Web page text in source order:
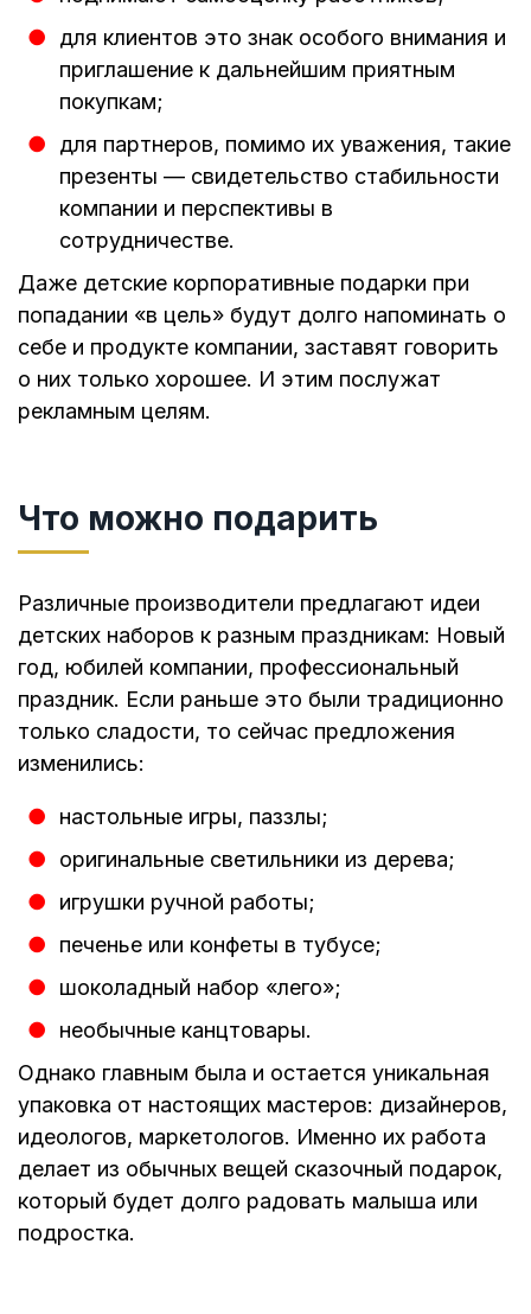
для клиентов это знак особого внимания и
приглашение к дальнейшим приятным
покупкам;
для партнеров, помимо их уважения, такие
презенты — свидетельство стабильности
компании и перспективы в
сотрудничестве.
Даже детские корпоративные подарки при
попадании «в цель» будут долго напоминать о
себе и продукте компании, заставят говорить
о них только хорошее. И этим послужат
рекламным целям.
Что можно подарить
Различные производители предлагают идеи
детских наборов к разным праздникам: Новый
год, юбилей компании, профессиональный
праздник. Если раньше это были традиционно
только сладости, то сейчас предложения
изменились:
настольные игры, паззлы;
оригинальные светильники из дерева;
игрушки ручной работы;
печенье или конфеты в тубусе;
шоколадный набор «лего»;
необычные канцтовары.
Однако главным была и остается уникальная
упаковка от настоящих мастеров: дизайнеров,
идеологов, маркетологов. Именно их работа
делает из обычных вещей сказочный подарок,
который будет долго радовать малыша или
подростка.